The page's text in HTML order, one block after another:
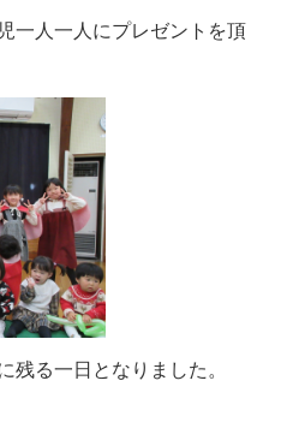
一人一人にプレゼントを頂
る一日となりました。